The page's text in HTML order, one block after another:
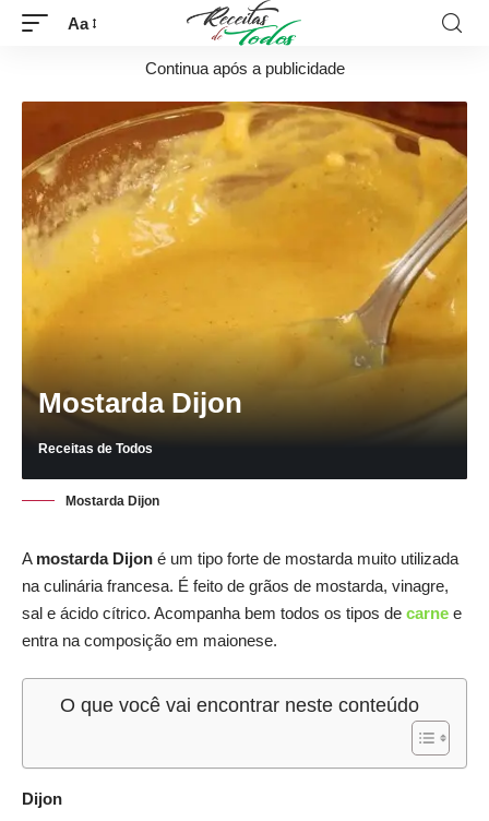
Aa
Continua após a publicidade
Mostarda Dijon
Receitas de Todos
Mostarda Dijon
A mostarda Dijon é um tipo forte de mostarda muito utilizada
na culinária francesa. É feito de grãos de mostarda, vinagre,
sal e ácido cítrico. Acompanha bem todos os tipos de carne e
entra na composição em maionese.
O que você vai encontrar neste conteúdo
Dijon